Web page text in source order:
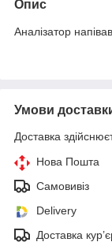
Опис
Аналізатор
Умови
Доставка
Нова Пошта
Самовивіз
Delivery
Доставка